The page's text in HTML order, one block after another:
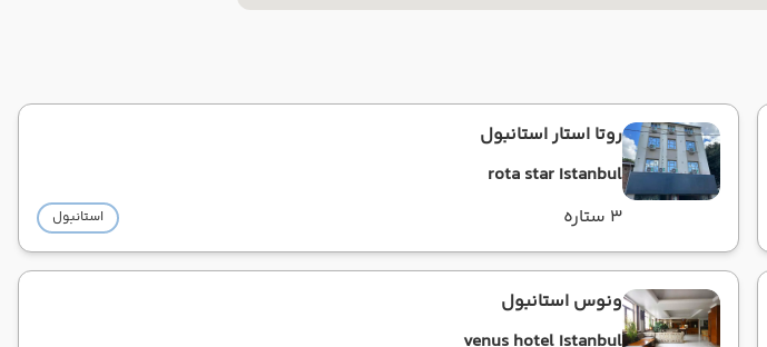
روتا استار استانبول
rota star Istanbul
3 ستاره
استانبول
ونوس استانبول